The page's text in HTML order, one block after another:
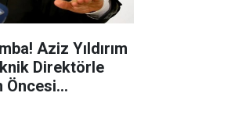
Aziz Yıldırım
Direktörle
Öncesi